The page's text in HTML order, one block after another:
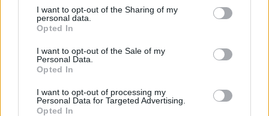
not limited to your visit or usage behaviour. You may click to
grant or deny consent to Google and its third-party tags to
use your data for below specified purposes in below Google
consent section.
I want to opt-out of the Sharing of my
personal data.
Opted In
I want to opt-out of the Sale of my
Personal Data.
Opted In
I want to opt-out of processing my
Personal Data for Targeted Advertising.
Opted In
NEWS